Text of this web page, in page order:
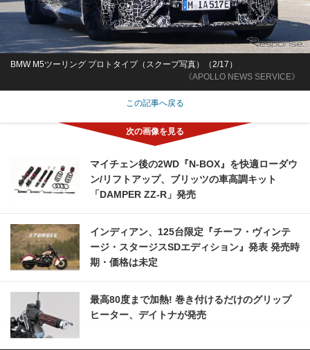
《APOLLO NEWS SERVICE》
BMW M5ツーリング プロトタイプ（スクープ写真）（2/17）
この記事へ戻る
マイチェン後の2WD『N-BOX』を快適ローダウ
ン/リフトアップ、ブリッツの車高調キット
「DAMPER ZZ-R」発売
インディアン、125台限定『チーフ・ヴィンテ
ージ・スタージスSDエディション』発表 発売時
期・価格は未定
最高80度まで加熱! 巻き付けるだけのグリップ
ヒーター、デイトナが発売